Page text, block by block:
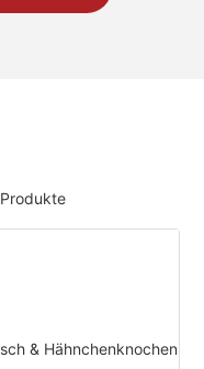
Produkte